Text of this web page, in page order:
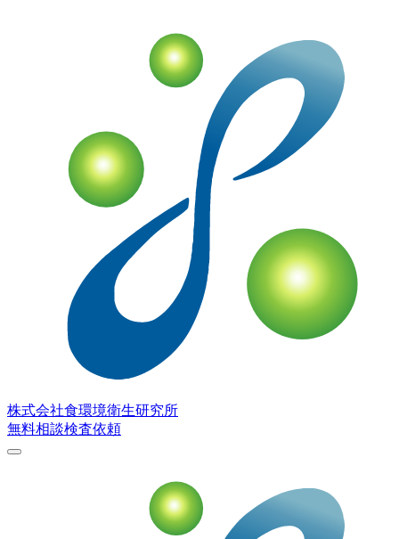
株式会社食環境衛生研究所
無料相談検査依頼